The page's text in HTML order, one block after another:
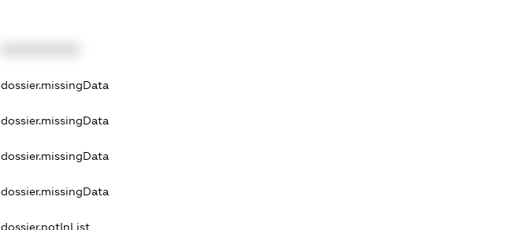
dossier.missingData
dossier.missingData
dossier.missingData
dossier.missingData
dossier.notInList